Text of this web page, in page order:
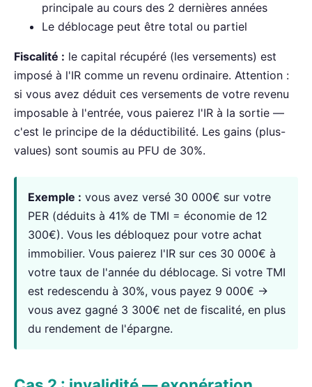
principale au cours des 2 dernières années
Le déblocage peut être total ou partiel
Fiscalité : le capital récupéré (les versements) est
imposé à l'IR comme un revenu ordinaire. Attention :
si vous avez déduit ces versements de votre revenu
imposable à l'entrée, vous paierez l'IR à la sortie —
c'est le principe de la déductibilité. Les gains (plus-
values) sont soumis au PFU de 30%.
Exemple : vous avez versé 30 000€ sur votre
PER (déduits à 41% de TMI = économie de 12
300€). Vous les débloquez pour votre achat
immobilier. Vous paierez l'IR sur ces 30 000€ à
votre taux de l'année du déblocage. Si votre TMI
est redescendu à 30%, vous payez 9 000€ →
vous avez gagné 3 300€ net de fiscalité, en plus
du rendement de l'épargne.